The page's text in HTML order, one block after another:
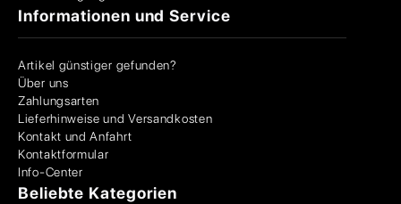
Informationen und Service
Artikel günstiger gefunden?
Über uns
Zahlungsarten
Lieferhinweise und Versandkosten
Kontakt und Anfahrt
Kontaktformular
Info-Center
Beliebte Kategorien